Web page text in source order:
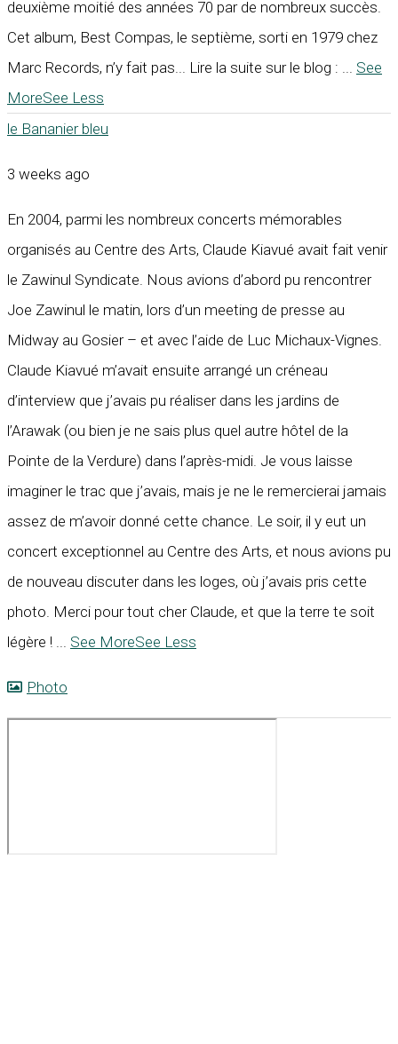
deuxième moitié des années 70 par de nombreux succès.
Cet album, Best Compas, le septième, sorti en 1979 chez
Marc Records, n’y fait pas... Lire la suite sur le blog :
See
MoreSee Less
le Bananier bleu
3 weeks ago
En 2004, parmi les nombreux concerts mémorables
organisés au Centre des Arts, Claude Kiavué avait fait venir
le Zawinul Syndicate. Nous avions d’abord pu rencontrer
Joe Zawinul le matin, lors d’un meeting de presse au
Midway au Gosier – et avec l’aide de Luc Michaux-Vignes.
Claude Kiavué m’avait ensuite arrangé un créneau
d’interview que j’avais pu réaliser dans les jardins de
l’Arawak (ou bien je ne sais plus quel autre hôtel de la
Pointe de la Verdure) dans l’après-midi. Je vous laisse
imaginer le trac que j’avais, mais je ne le remercierai jamais
assez de m’avoir donné cette chance. Le soir, il y eut un
concert exceptionnel au Centre des Arts, et nous avions pu
de nouveau discuter dans les loges, où j’avais pris cette
photo. Merci pour tout cher Claude, et que la terre te soit
légère !
See MoreSee Less
Photo